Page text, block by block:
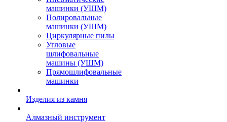
машинки (УШМ)
Полировальные
машинки (УШМ)
Циркулярные пилы
Угловые
шлифовальные
машины (УШМ)
Прямошлифовальные
машинки
Изделия из камня
Алмазный инструмент